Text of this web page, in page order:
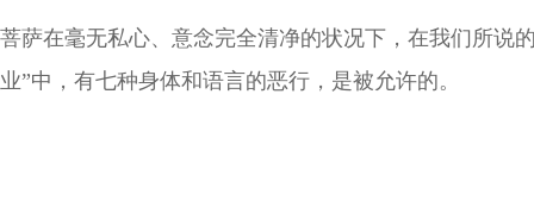
菩萨在毫无私心、意念完全清净的状况下，在我们所说
业”中，有七种身体和语言的恶行，是被允许的。